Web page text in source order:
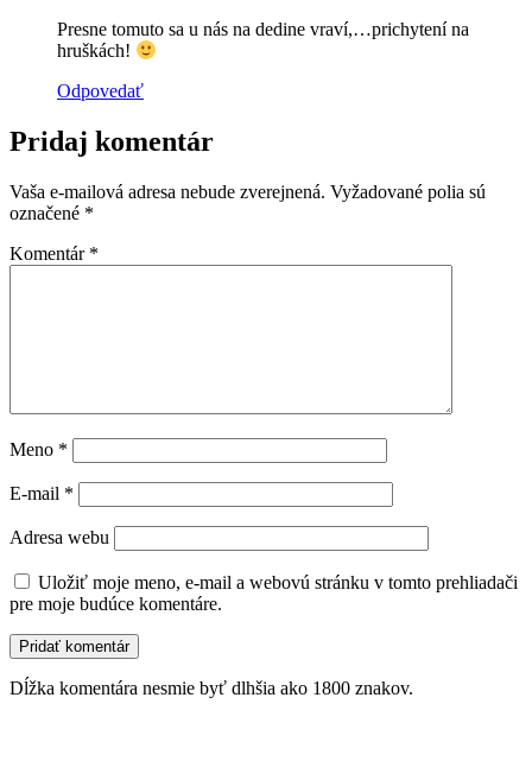
Presne tomuto sa u nás na dedine vraví,…prichytení na
hruškách!
Odpovedať
Pridaj komentár
Vaša e-mailová adresa nebude zverejnená. Vyžadované polia sú
označené *
Komentár *
Meno *
E-mail *
Adresa webu
Uložiť moje meno, e-mail a webovú stránku v tomto prehliadači
pre moje budúce komentáre.
Dĺžka komentára nesmie byť dlhšia ako 1800 znakov.